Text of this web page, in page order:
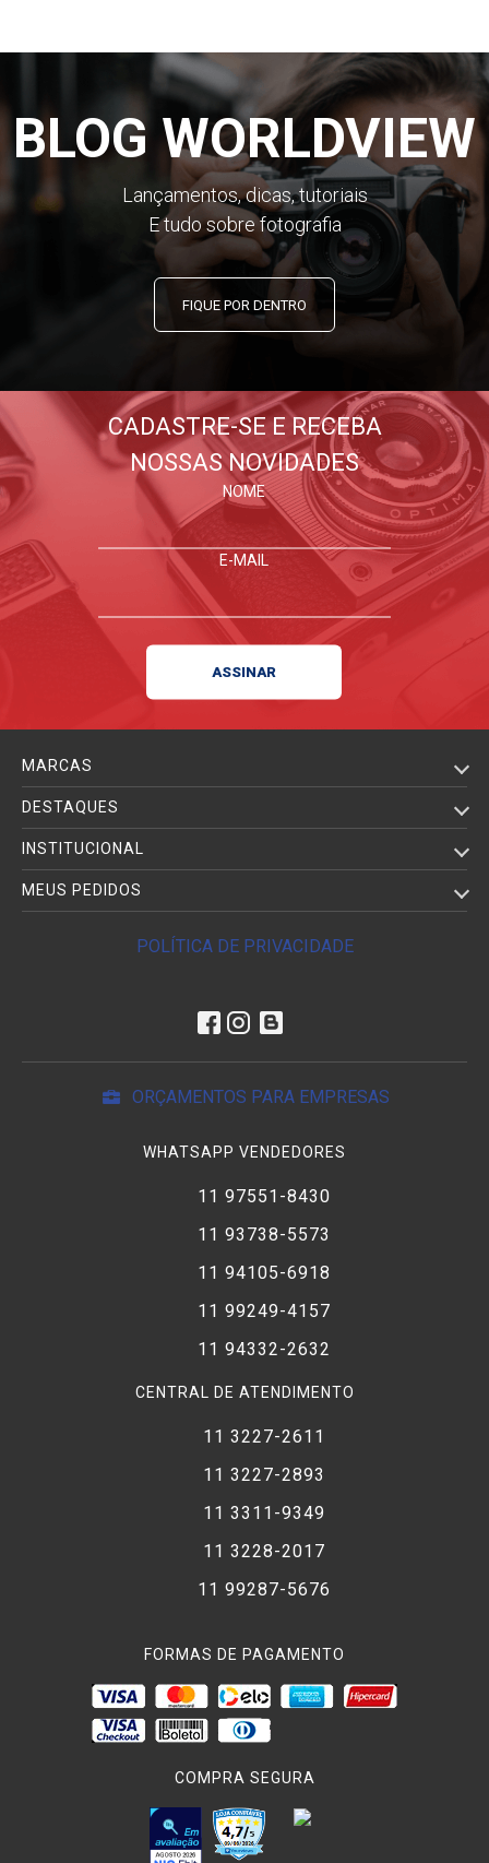
BLOG WORLDVIEW
Lançamentos, dicas, tutoriais
E tudo sobre fotografia
FIQUE POR DENTRO
CADASTRE-SE E RECEBA
NOSSAS NOVIDADES
NOME
E-MAIL
MARCAS
DESTAQUES
INSTITUCIONAL
MEUS PEDIDOS
POLÍTICA DE PRIVACIDADE
ORÇAMENTOS PARA EMPRESAS
WHATSAPP VENDEDORES
11 97551-8430
11 93738-5573
11 94105-6918
11 99249-4157
11 94332-2632
CENTRAL DE ATENDIMENTO
11 3227-2611
11 3227-2893
11 3311-9349
11 3228-2017
11 99287-5676
FORMAS DE PAGAMENTO
COMPRA SEGURA